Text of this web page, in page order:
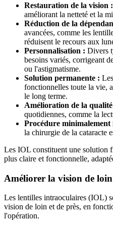
Restauration de la vision :
améliorant la netteté et la
Réduction de la
avancées, comme les
réduisent le recours aux
Personnalisation : Divers
besoins variés, corrigeant
ou l'astigmatisme.
Solution permanente :
fonctionnelles toute la vie,
le long terme.
Amélioration de la
quotidiennes, comme la
Procédure minimalement
la chirurgie de la cataracte
Les IOL constituent une solution
plus claire et fonctionnelle,
Améliorer la vision de loin
Les lentilles intraoculaires (IOL)
vision de loin et de près, en
l'opération.